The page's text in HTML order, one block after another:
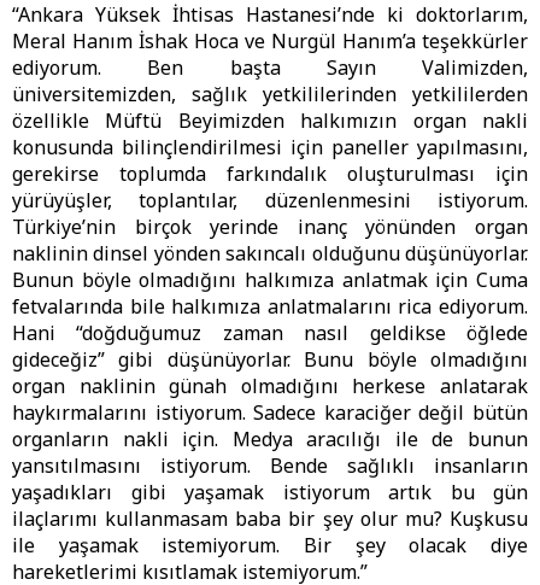
“Ankara Yüksek İhtisas Hastanesi’nde ki doktorlarım,
Meral Hanım İshak Hoca ve Nurgül Hanım’a teşekkürler
ediyorum. Ben başta Sayın Valimizden,
üniversitemizden, sağlık yetkililerinden yetkililerden
özellikle Müftü Beyimizden halkımızın organ nakli
konusunda bilinçlendirilmesi için paneller yapılmasını,
gerekirse toplumda farkındalık oluşturulması için
yürüyüşler, toplantılar, düzenlenmesini istiyorum.
Türkiye’nin birçok yerinde inanç yönünden organ
naklinin dinsel yönden sakıncalı olduğunu düşünüyorlar.
Bunun böyle olmadığını halkımıza anlatmak için Cuma
fetvalarında bile halkımıza anlatmalarını rica ediyorum.
Hani “doğduğumuz zaman nasıl geldikse öğlede
gideceğiz” gibi düşünüyorlar. Bunu böyle olmadığını
organ naklinin günah olmadığını herkese anlatarak
haykırmalarını istiyorum. Sadece karaciğer değil bütün
organların nakli için. Medya aracılığı ile de bunun
yansıtılmasını istiyorum. Bende sağlıklı insanların
yaşadıkları gibi yaşamak istiyorum artık bu gün
ilaçlarımı kullanmasam baba bir şey olur mu? Kuşkusu
ile yaşamak istemiyorum. Bir şey olacak diye
hareketlerimi kısıtlamak istemiyorum.”